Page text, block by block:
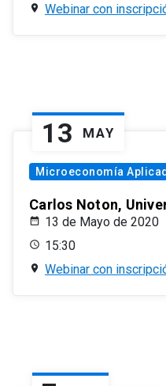
Webinar con
13 MAY
Microeconomía
Carlos Noton,
13 de Mayo de 2020
15:30
Webinar con